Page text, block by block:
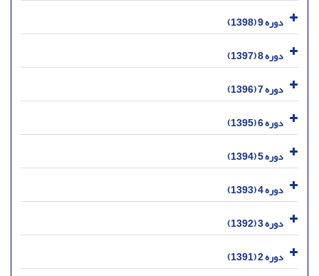
دوره 9 (1398)
دوره 8 (1397)
دوره 7 (1396)
دوره 6 (1395)
دوره 5 (1394)
دوره 4 (1393)
دوره 3 (1392)
دوره 2 (1391)